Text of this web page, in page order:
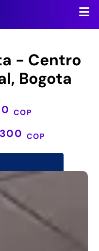
- Centro
Bogota
COP
COP